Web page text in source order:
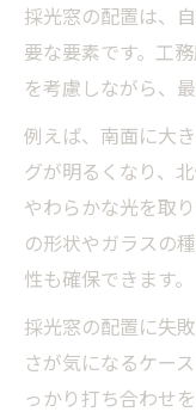
店活用法
工務店が
の両立
省エネ住
イデア
自然光を
対策
工務店の
する方法
省エネし
ング術
採光窓の配置は、
要な要素です。工
を考慮しながら、
例えば、南面に大
グが明るくなり、
やわらかな光を取
の形状やガラスの
性も確保できます。
採光窓の配置に失
さが気になるケー
っかり打ち合わせ